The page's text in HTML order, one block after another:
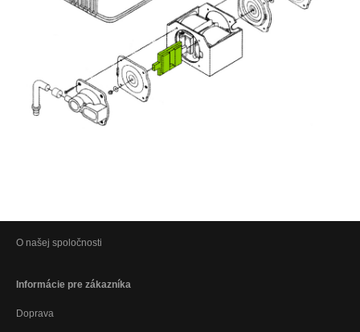
O našej spoločnosti
Informácie pre zákazníka
Doprava